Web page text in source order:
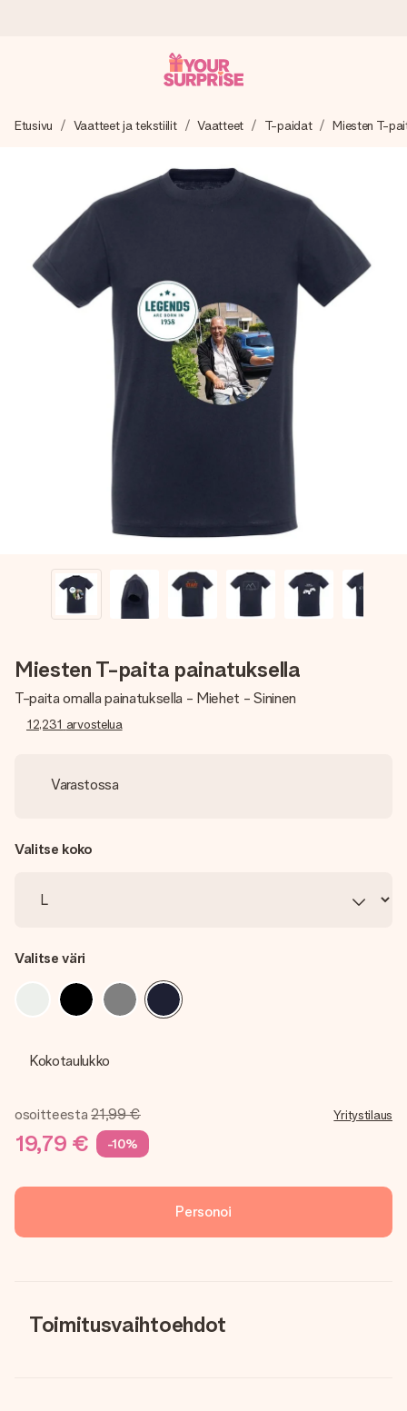
Valmistamme lahjasi huolella ja lähetämme sen hetkessä,
4,8 (+15 000 arvostelun perusteella)
Lahjamme inspiroivat. Asiakkaiden arvosana on 4,8 Google
Reviewsissä.
Ilmainen tervehdyskortti
Tilaa tänään – personoitu lahja valmistuu ja lähtee matkaan
nopeammin kuin ehdit sanoa “yllätys!”
Etusivu Vaatteet ja tekstiilit Vaatteet T-paidat Miesten T-
Miesten T-paita painatuksella
T-paita omalla painatuksella - Miehet - Sininen
12,231 arvostelua
Varastossa
Valitse koko
Valitse väri
Kokotaulukko
osoitteesta 21,99 €
19,79 € -10%
Yritystilaus
Personoi
Toimitusvaihtoehdot